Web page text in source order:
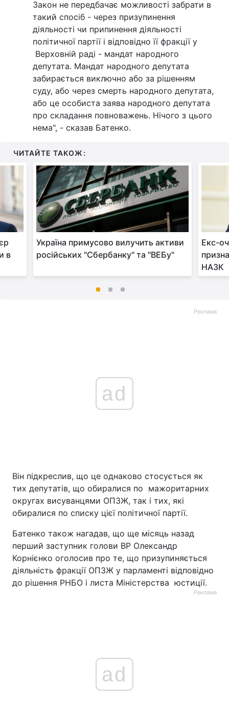
Закон не передбачає можливості забрати в
такий спосіб - через призупинення
діяльності чи припинення діяльності
політичної партії і відповідно її фракції у
Верховній раді - мандат народного
депутата. Мандат народного депутата
забирається виключно або за рішенням
суду, або через смерть народного депутата,
або це особиста заява народного депутата
про складання повноважень. Нічого з цього
нема", - сказав Батенко.
ЧИТАЙТЕ ТАКОЖ:
в
Україна примусово вилучить активи
російських "Сбербанку" та "ВЕБу"
Екс-
НАЗК
Реклама
ad
Він підкреслив, що це однаково стосується як
тих депутатів, що обиралися по мажоритарних
округах висуванцями ОПЗЖ, так і тих, які
обиралися по списку цієї політичної партії.
Батенко також нагадав, що ще місяць назад
перший заступник голови ВР Олександр
Корнієнко оголосив про те, що призупиняється
діяльність фракції ОПЗЖ у парламенті відповідно
до рішення РНБО і листа Міністерства юстиції.
Реклама
ad